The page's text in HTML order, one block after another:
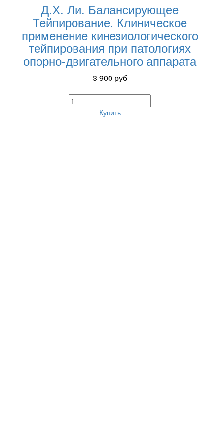
Д.Х. Ли. Балансирующее
Тейпирование. Клиническое
применение кинезиологического
тейпирования при патологиях
опорно-двигательного аппарата
3 900 руб
Купить